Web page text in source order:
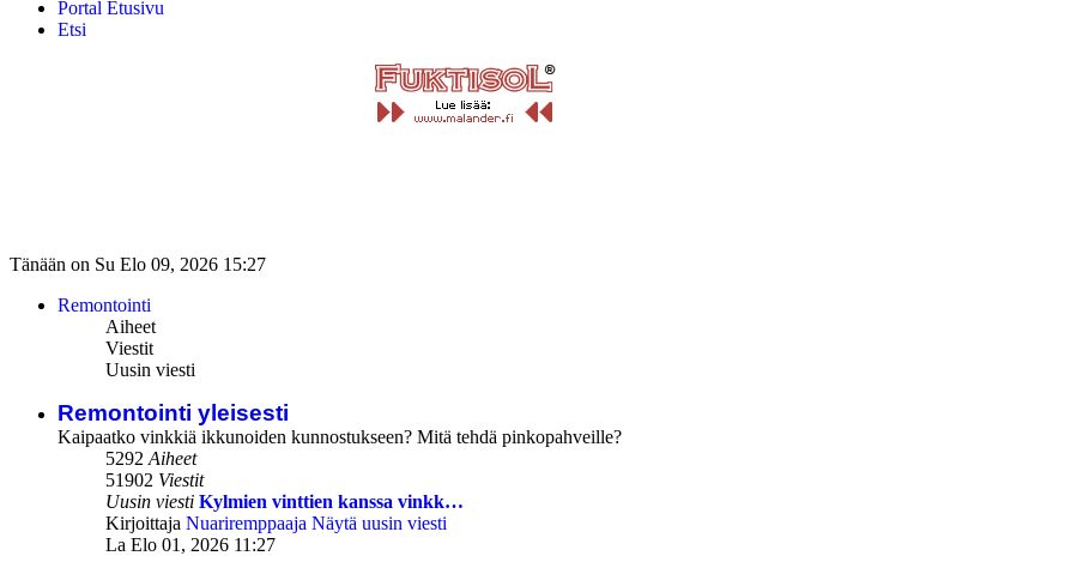
Portal Etusivu
Etsi
Tänään on Su Elo 09, 2026 15:27
Remontointi
Aiheet
Viestit
Uusin viesti
Remontointi yleisesti
Kaipaatko vinkkiä ikkunoiden kunnostukseen? Mitä tehdä pinkopahveille?
5292Aiheet
51902 Viestit
Uusin viesti Kylmien vinttien kanssa vinkk…
Kirjoittaja Nuariremppaaja Näytä uusin viesti
La Elo 01, 2026 11:27